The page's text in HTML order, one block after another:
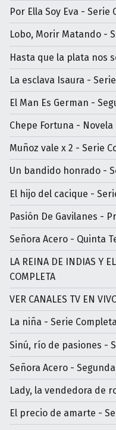
Por Ella Soy Eva - Serie
Lobo, Morir Matando -
Hasta que la plata nos
La esclava Isaura -
El Man Es German -
Chepe Fortuna - Novela
Muñoz vale x 2 - Serie
Un bandido honrado -
El hijo del cacique -
Pasión De Gavilanes -
Señora Acero - Quinta
LA REINA DE INDIAS Y
COMPLETA
VER CANALES TV EN
La niña - Serie Completa
Sinú, río de pasiones -
Señora Acero -
Lady, la vendedora de
El precio de amarte -